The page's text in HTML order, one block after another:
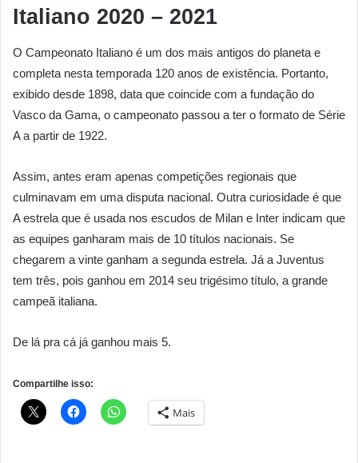
Italiano 2020 – 2021
O Campeonato Italiano é um dos mais antigos do planeta e
completa nesta temporada 120 anos de existência. Portanto,
exibido desde 1898, data que coincide com a fundação do
Vasco da Gama, o campeonato passou a ter o formato de Série
A a partir de 1922.
Assim, antes eram apenas competições regionais que
culminavam em uma disputa nacional. Outra curiosidade é que
A estrela que é usada nos escudos de Milan e Inter indicam que
as equipes ganharam mais de 10 títulos nacionais. Se
chegarem a vinte ganham a segunda estrela. Já a Juventus
tem três, pois ganhou em 2014 seu trigésimo título, a grande
campeã italiana.
De lá pra cá já ganhou mais 5.
Compartilhe isso:
Mais